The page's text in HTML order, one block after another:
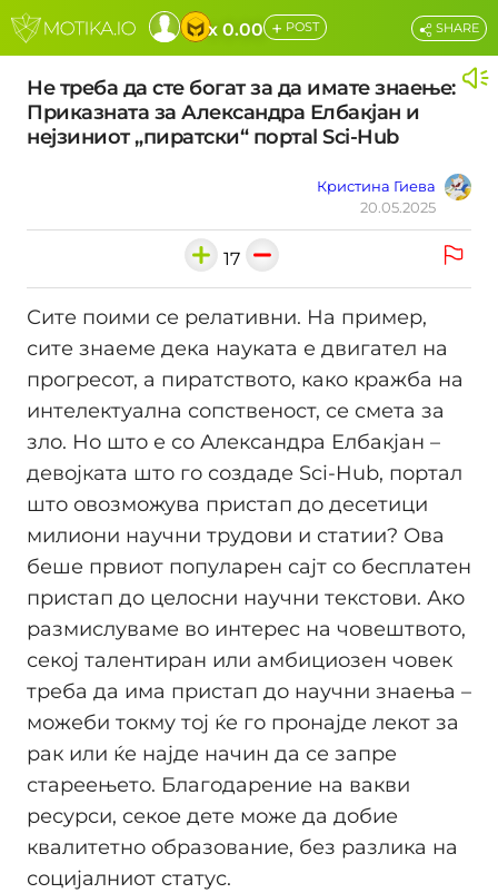
x 0.00 + POST
Не треба да сте богат за да имате знаење:
Приказната за Александра Елбакјан и
нејзиниот „пиратски“ портаl Sci-Hub
Кристина Гиева
20.05.2025
SHARE
17
Сите поими се релативни. На пример,
сите знаеме дека науката е двигател на
прогресот, а пиратството, како кражба на
интелектуална сопственост, се смета за
зло. Но што е со Александра Елбакјан –
девојката што го создаде Sci-Hub, портал
што овозможува пристап до десетици
милиони научни трудови и статии? Ова
беше првиот популарен сајт со бесплатен
пристап до целосни научни текстови. Ако
размислуваме во интерес на човештвото,
секој талентиран или амбициозен човек
треба да има пристап до научни знаења –
можеби токму тој ќе го пронајде лекот за
рак или ќе најде начин да се запре
стареењето. Благодарение на вакви
ресурси, секое дете може да добие
квалитетно образование, без разлика на
социјалниот статус.